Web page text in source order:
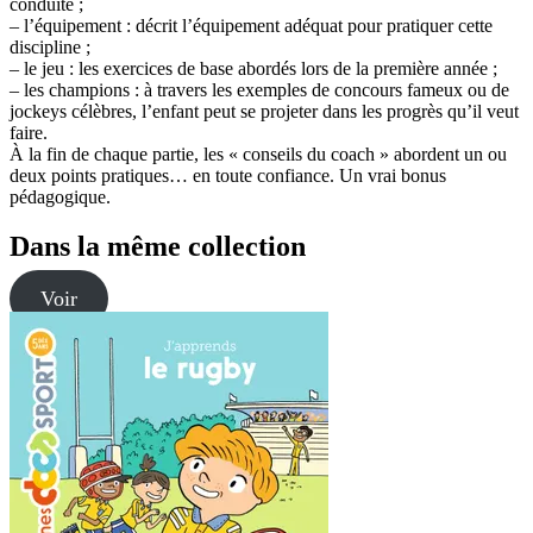
– l’équipement : décrit l’équipement adéquat pour pratiquer cette
discipline ;
– le jeu : les exercices de base abordés lors de la première année ;
– les champions : à travers les exemples de concours fameux ou de
jockeys célèbres, l’enfant peut se projeter dans les progrès qu’il veut
faire.
À la fin de chaque partie, les « conseils du coach » abordent un ou
deux points pratiques… en toute confiance. Un vrai bonus
pédagogique.
Dans la même collection
Voir